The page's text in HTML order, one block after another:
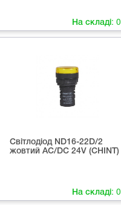
На складі: 0
Світлодіод ND16-22D/2
жовтий AC/DC 24V (CHINT)
На складі: 0